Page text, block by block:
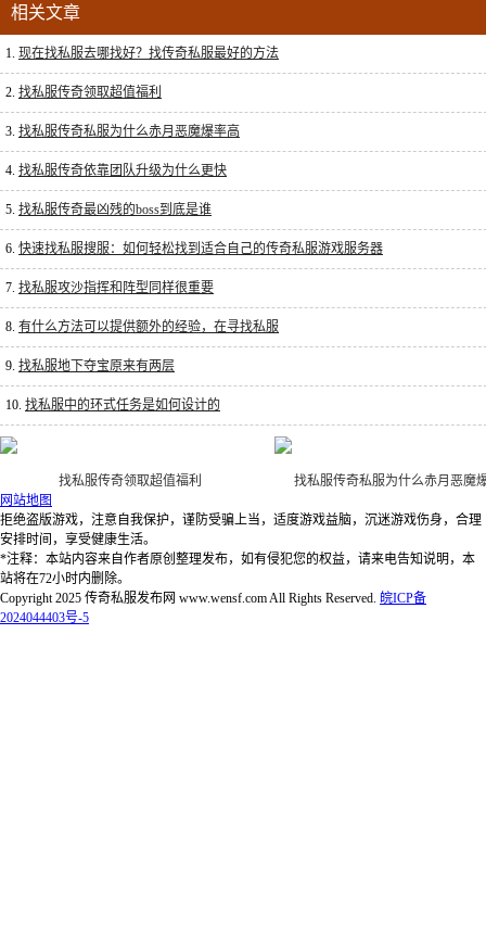
相关文章
1. 现在找私服去哪找好？找传奇私服最好的方法
2. 找私服传奇领取超值福利
3. 找私服传奇私服为什么赤月恶魔爆率高
4. 找私服传奇依靠团队升级为什么更快
5. 找私服传奇最凶残的boss到底是谁
6. 快速找私服搜服：如何轻松找到适合自己的传奇私服游戏服务器
7. 找私服攻沙指挥和阵型同样很重要
8. 有什么方法可以提供额外的经验，在寻找私服
9. 找私服地下夺宝原来有两层
10. 找私服中的环式任务是如何设计的
找私服传奇领取超值福利
找私服传奇私服为什么赤月恶魔
网站地图
拒绝盗版游戏，注意自我保护，谨防受骗上当，适度游戏益脑，沉迷游戏伤身，合理
安排时间，享受健康生活。
*注释：本站内容来自作者原创整理发布，如有侵犯您的权益，请来电告知说明，本
站将在72小时内删除。
Copyright 2025 传奇私服发布网 www.wensf.com All Rights Reserved. 皖ICP备
2024044403号-5